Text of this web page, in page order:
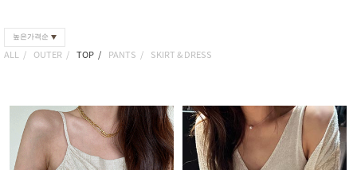
높은가격순
ALL OUTER TOP PANTS SKIRT & DRESS